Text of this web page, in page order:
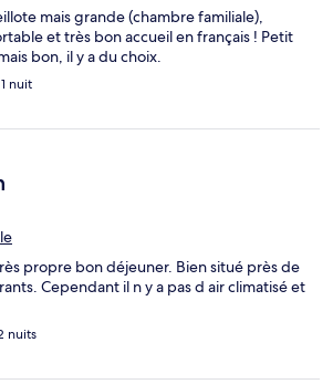
mais grande (chambre familiale),
et très bon accueil en français ! Petit
bon, il y a du choix.
nuit
propre bon déjeuner. Bien situé près de
Cependant il n y a pas d air climatisé et
nuits